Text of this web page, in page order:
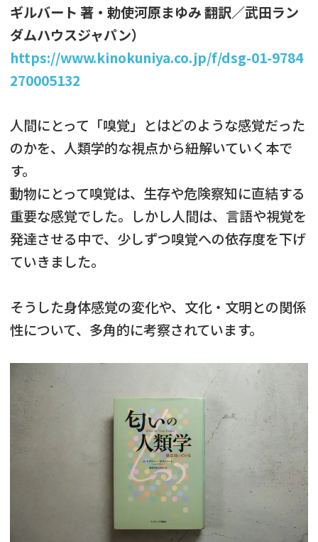
ギルバート 著・勅使河原まゆみ 翻訳／武田ラン
ダムハウスジャパン）
https://www.kinokuniya.co.jp/f/dsg-01-9784
270005132
人間にとって「嗅覚」とはどのような感覚だった
のかを、人類学的な視点から紐解いていく本で
す。
動物にとって嗅覚は、生存や危険察知に直結する
重要な感覚でした。しかし人間は、言語や視覚を
発達させる中で、少しずつ嗅覚への依存度を下げ
ていきました。
そうした身体感覚の変化や、文化・文明との関係
性について、多角的に考察されています。